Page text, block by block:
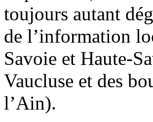
toujours autant
de l’information
Savoie et Haute-
Vaucluse et des
l’Ain).